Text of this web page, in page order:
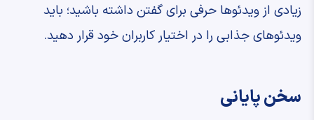
زیادی از ویدئوها حرفی برای گفتن داشته باشید؛ باید
ویدئوهای جذابی را در اختیار کاربران خود قرار دهید.
سخن پایانی